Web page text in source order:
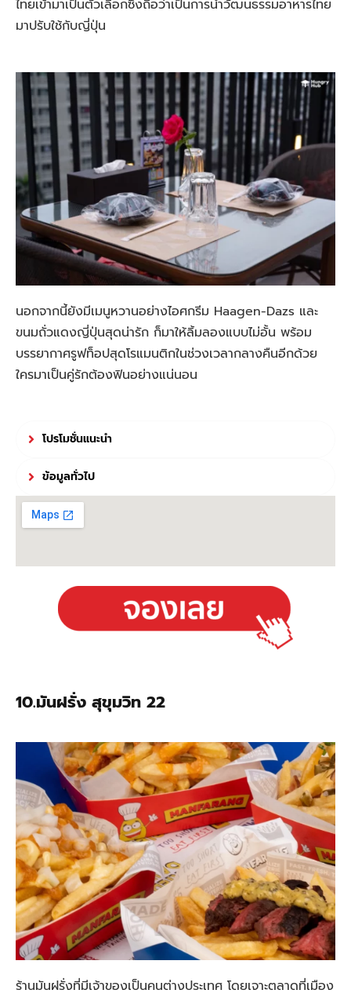
ไทยเข้ามาเป็นตัวเลือกซึ่งถือว่าเป็นการนำวัฒนธรรมอาหารไทย
มาปรับใช้กับญี่ปุ่น
นอกจากนี้ยังมีเมนูหวานอย่างไอศกรีม Haagen-Dazs และ
ขนมถั่วแดงญี่ปุ่นสุดน่ารัก ก็มาให้ลิ้มลองแบบไม่อั้น พร้อม
บรรยากาศรูฟท็อปสุดโรแมนติกในช่วงเวลากลางคืนอีกด้วย
ใครมาเป็นคู่รักต้องฟินอย่างแน่นอน
โปรโมชั่นแนะนำ
ข้อมูลทั่วไป
10.มันฝรั่ง สุขุมวิท 22
ร้านมันฝรั่งที่มีเจ้าของเป็นคนต่างประเทศ โดยเจาะตลาดที่เมือง